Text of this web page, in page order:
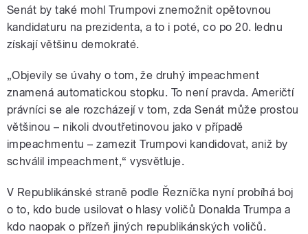
Senát by také mohl Trumpovi znemožnit opětovnou
kandidaturu na prezidenta, a to i poté, co po 20. lednu
získají většinu demokraté.
„Objevily se úvahy o tom, že druhý impeachment
znamená automatickou stopku. To není pravda. Američtí
právníci se ale rozcházejí v tom, zda Senát může prostou
většinou – nikoli dvoutřetinovou jako v případě
impeachmentu – zamezit Trumpovi kandidovat, aniž by
schválil impeachment,“ vysvětluje.
V Republikánské straně podle Řezníčka nyní probíhá boj
o to, kdo bude usilovat o hlasy voličů Donalda Trumpa a
kdo naopak o přízeň jiných republikánských voličů.